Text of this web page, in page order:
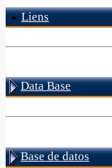
Liens
Data Base
Base de datos